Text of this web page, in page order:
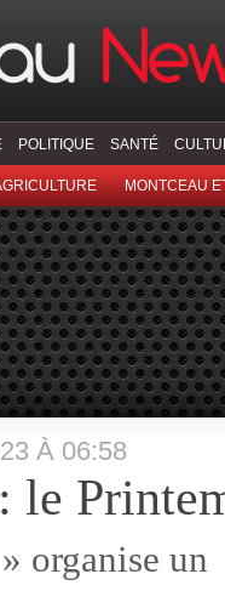
POLITIQUE SANTÉ
MONTCEAU
À 06:58
organise